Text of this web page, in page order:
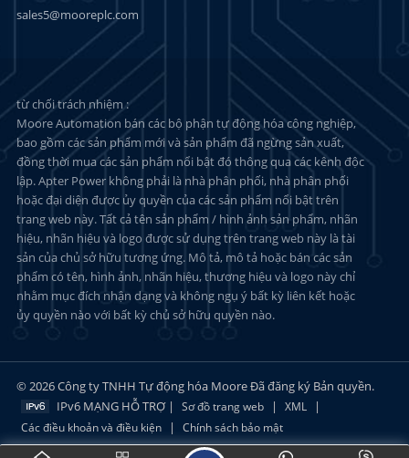
sales5@mooreplc.com
từ chối trách nhiệm :
Moore Automation bán các bộ phận tự động hóa công nghiệp,
bao gồm các sản phẩm mới và sản phẩm đã ngừng sản xuất,
đồng thời mua các sản phẩm nổi bật đó thông qua các kênh độc
lập. Apter Power không phải là nhà phân phối, nhà phân phối
hoặc đại diện được ủy quyền của các sản phẩm nổi bật trên
trang web này. Tất cả tên sản phẩm / hình ảnh sản phẩm, nhãn
hiệu, nhãn hiệu và logo được sử dụng trên trang web này là tài
sản của chủ sở hữu tương ứng. Mô tả, mô tả hoặc bán các sản
phẩm có tên, hình ảnh, nhãn hiệu, thương hiệu và logo này chỉ
nhằm mục đích nhận dạng và không ngụ ý bất kỳ liên kết hoặc
ủy quyền nào với bất kỳ chủ sở hữu quyền nào.
© 2026 Công ty TNHH Tự động hóa Moore Đã đăng ký Bản quyền.
IPv6 MẠNG HỖ TRỢ |
Sơ đồ trang web | XML |
Các điều khoản và điều kiện | Chính sách bảo mật